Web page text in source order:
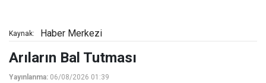
Kaynak: Haber Merkezi
Arıların Bal Tutması
Yayınlanma: 06/08/2026 01:39